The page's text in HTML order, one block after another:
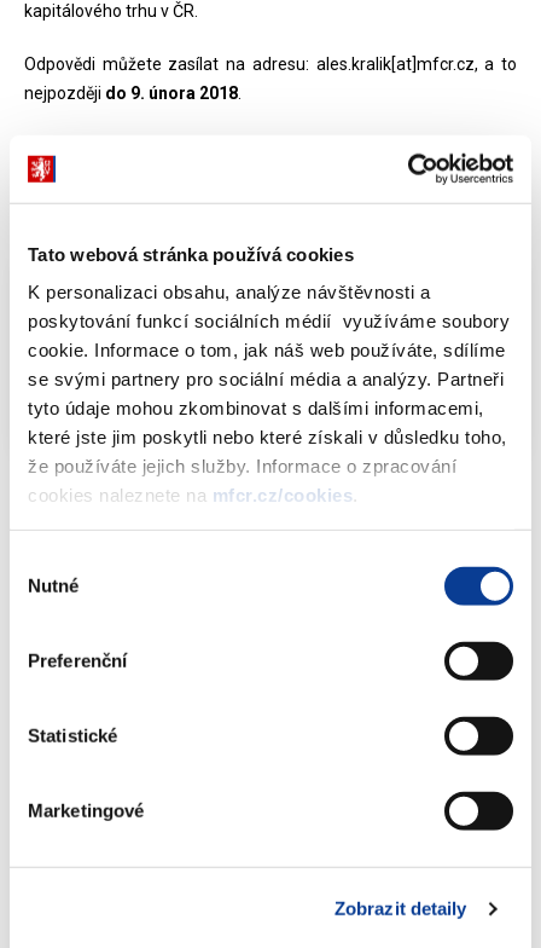
Tato webová stránka používá cookies
K personalizaci obsahu, analýze návštěvnosti a
poskytování funkcí sociálních médií využíváme soubory
cookie. Informace o tom, jak náš web používáte, sdílíme
se svými partnery pro sociální média a analýzy. Partneři
tyto údaje mohou zkombinovat s dalšími informacemi,
které jste jim poskytli nebo které získali v důsledku toho,
že používáte jejich služby. Informace o zpracování
cookies naleznete na mfcr.cz/cookies.
souhlasu
Nutné
Preferenční
Statistické
Marketingové
Zobrazit detaily
kapitálového trhu v ČR.
Odpovědi můžete zasílat na adresu: ales.kralik[at]mfcr.cz, a to
nejpozději do 9. února 2018
podněty k nastíněným otázkám.
Konzultační materiál k nařízení (EU) o
prospektu a k dalším souvisejícím
otázkám PDF (431kB)
Konzultační materiál k nařízení (EU) o